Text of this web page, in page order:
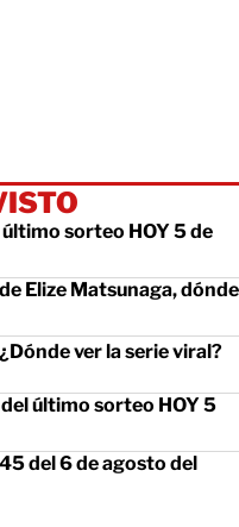
sorteo HOY 5 de
Elize Matsunaga, dónde
ver la serie viral?
último sorteo HOY 5
del 6 de agosto del